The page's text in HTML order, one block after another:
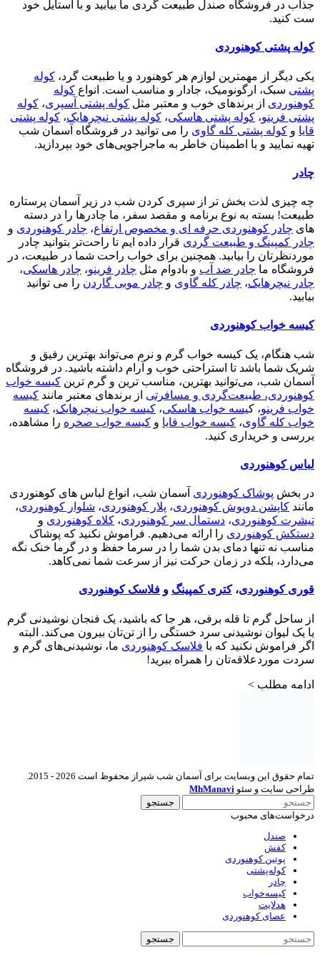
جذاب در فروشگاه صندل طبیعت گردی ما بیابید و با استایل خود
ست کنید.
کوله پشتی کوهنوردی
یکی دیگر از مهمترین لوازم هر کوهنورد و یا طبیعت گرد، کوله
پشتی سبک، ارگونومیک، جادار و مناسب است. انواع کوله
کوهنوردی از برندهای خوب و معتبر مثل کوله پشتی آسپری، کوله
پشتی فرینو، کوله پشتی هاسکی، کوله پشتی نیچرهایک، کوله پشتی
قایا و کوله پشتی کله گاوی را می توانید در فروشگاه آسمان شب
تهیه نمایید و با اطمینان خاطر به ماجراجویی‌های خود بپردازید.
چادر
چه چیزی لذت بخش تر از سپری کردن شب در زیر آسمان پرستاره
طبیعت! بسته به نوع برنامه و مقصد سفر، ما چادرها را در دسته
های چادر کوهنوردی حرفه ای و مخصوص ارتفاع، چادر کوهنوردی و
چادر کمپینگ و طبیعت گردی قرار داده ایم تا راحت‌تر بتوانید چادر
موردنظرتان را بیابید. همچنین برای خواب راحت شما در طبیعت، در
فروشگاه ما چادر ضد آب و بادوام مثل چادر فرینو، چادر هاسکی،
چادر نیچرهایک، چادر کله گاوی و چادر موبی گاردن را می توانید
بیابید.
کیسه خواب کوهنوردی
شب هنگام، یک کیسه خواب گرم و نرم می‌تواند بهترین رفیق و
شریک شما باشد تا استراحتی خوب و آرام داشته باشید. در فروشگاه
آسمان شب، می‌توانید بهترین، مناسب ترین و گرم ترین کیسه خواب
کوهنوردی، طبیعت‌گردی و مسافرتی از برندهای معتبر مانند کیسه
خواب فرینو، کیسه خواب هاسکی، کیسه خواب نیچرهایک، کیسه
خواب کله گاوی، کیسه خواب قایا و کیسه خواب صخره را مشاهده،
بررسی و خریداری کنید.
لباس کوهنوردی
در بخش پوشاک کوهنوردی آسمان شب، انواع لباس های کوهنوردی
مانند کاپشن دوپوش کوهنوردی، پلار کوهنوردی، شلوار کوهنوردی،
تیشرت کوهنوردی، دستمال سر کوهنوردی، کلاه کوهنوردی و
دستکش کوهنوردی را ارائه می‌دهیم. فراموش نکنید که پوشاک
مناسب نه تنها دمای بدن شما را در سرما حفظ و در گرما خنک نگه
می‌دارد، بلکه در زمان حرکت نیز از سرعت شما نمی‌کاهد.
قوری کوهنوردی، کتری کمپینگ و فلاسک کوهنوردی
از ساحل گرم تا قله برفی، هر جا که باشید، یک فنجان نوشیدنی گرم
یا یک لیوان نوشیدنی سرد خستگی را از تن‌تان بیرون می‌کند. البته
اگر فراموش نکنید که با فلاسک کوهنوردی ما، نوشیدنی‌های گرم و
سردت موردعلاقه‌تان را همراه ببرید!
ادامه مطلب >
طراحی سایت و سئو MhManavi
جستجو
درخواست‌های محبوب
صندل
کفش
پوتین کوهنوردی
کوله‌پشتی
چادر
کیسه‌خواب
هدلایت
عصای کوهنوردی
جستجو